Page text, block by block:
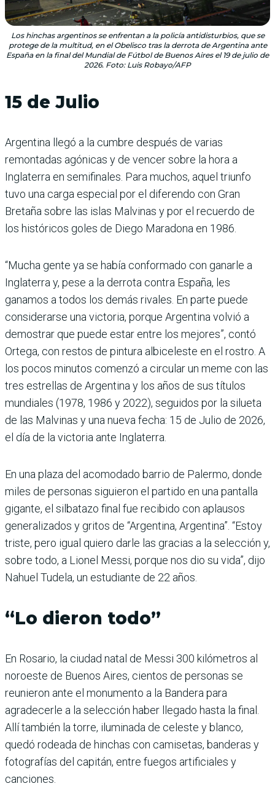
Los hinchas argentinos se enfrentan a la policía antidisturbios, que se
protege de la multitud, en el Obelisco tras la derrota de Argentina ante
España en la final del Mundial de Fútbol de Buenos Aires el 19 de julio de
2026. Foto: Luis Robayo/AFP
15 de Julio
Argentina llegó a la cumbre después de varias
remontadas agónicas y de vencer sobre la hora a
Inglaterra en semifinales. Para muchos, aquel triunfo
tuvo una carga especial por el diferendo con Gran
Bretaña sobre las islas Malvinas y por el recuerdo de
los históricos goles de Diego Maradona en 1986.
“Mucha gente ya se había conformado con ganarle a
Inglaterra y, pese a la derrota contra España, les
ganamos a todos los demás rivales. En parte puede
considerarse una victoria, porque Argentina volvió a
demostrar que puede estar entre los mejores”, contó
Ortega, con restos de pintura albiceleste en el rostro. A
los pocos minutos comenzó a circular un meme con las
tres estrellas de Argentina y los años de sus títulos
mundiales (1978, 1986 y 2022), seguidos por la silueta
de las Malvinas y una nueva fecha: 15 de Julio de 2026,
el día de la victoria ante Inglaterra.
En una plaza del acomodado barrio de Palermo, donde
miles de personas siguieron el partido en una pantalla
gigante, el silbatazo final fue recibido con aplausos
generalizados y gritos de “Argentina, Argentina”. “Estoy
triste, pero igual quiero darle las gracias a la selección y,
sobre todo, a Lionel Messi, porque nos dio su vida”, dijo
Nahuel Tudela, un estudiante de 22 años.
“Lo dieron todo”
En Rosario, la ciudad natal de Messi 300 kilómetros al
noroeste de Buenos Aires, cientos de personas se
reunieron ante el monumento a la Bandera para
agradecerle a la selección haber llegado hasta la final.
Allí también la torre, iluminada de celeste y blanco,
quedó rodeada de hinchas con camisetas, banderas y
fotografías del capitán, entre fuegos artificiales y
canciones.